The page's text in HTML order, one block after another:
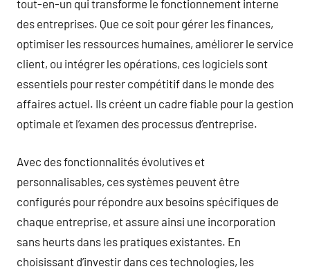
tout-en-un qui transforme le fonctionnement interne
des entreprises. Que ce soit pour gérer les finances,
optimiser les ressources humaines, améliorer le service
client, ou intégrer les opérations, ces logiciels sont
essentiels pour rester compétitif dans le monde des
affaires actuel. Ils créent un cadre fiable pour la gestion
optimale et l’examen des processus d’entreprise.
Avec des fonctionnalités évolutives et
personnalisables, ces systèmes peuvent être
configurés pour répondre aux besoins spécifiques de
chaque entreprise, et assure ainsi une incorporation
sans heurts dans les pratiques existantes. En
choisissant d’investir dans ces technologies, les